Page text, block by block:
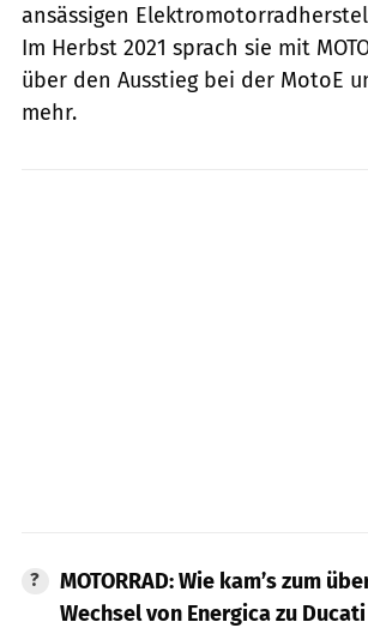
ansässigen
Im Herbst 2021 sprach sie mit
über den Ausstieg bei der MotoE
mehr.
MOTORRAD: Wie kam’s zum
Wechsel von Energica zu